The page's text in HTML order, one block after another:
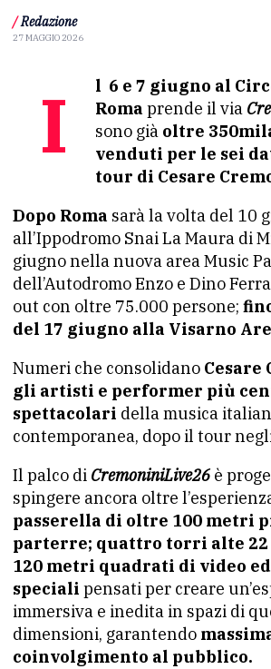
/ Redazione
27 MAGGIO 2026
Il 6 e 7 giugno al Circo Massimo di Roma prende il via
sono già oltre
venduti per le sei
tour di Cesare
Dopo Roma sarà la volta del 10
all’Ippodromo Snai La Maura di
giugno nella nuova area Music
dell’Autodromo Enzo e Dino
out con oltre 75.000 persone;
del 17 giugno alla Visarno
Numeri che consolidano
gli artisti e performer più
spettacolari della musica
contemporanea, dopo il tour
Il palco di CremoniniLive26 è
spingere ancora oltre
passerella di oltre 100 metri
parterre; quattro torri alte
120 metri quadrati di video
speciali pensati per creare
immersiva e inedita in spazi di
dimensioni, garantendo
coinvolgimento al pubblico.